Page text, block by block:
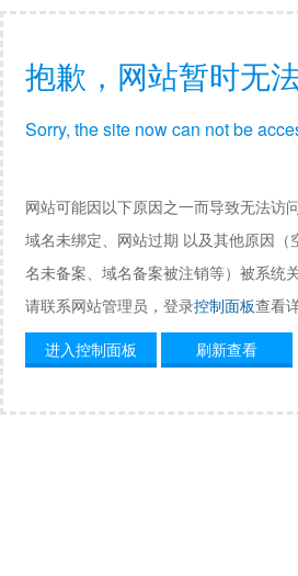
抱歉，网站暂时无
Sorry, the site now can not be
网站可能因以下原因之一而导致无法访
域名未绑定、网站过期 以及其他原因（
名未备案、域名备案被注销等）被系统关
请联系网站管理员，登录控制面板查看
进入控制面板
刷新查看